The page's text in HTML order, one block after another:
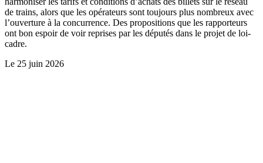
de trains, alors que les opérateurs sont toujours plus nombreux avec
l’ouverture à la concurrence. Des propositions que les rapporteurs
ont bon espoir de voir reprises par les députés dans le projet de loi-
cadre.
Le 25 juin 2026